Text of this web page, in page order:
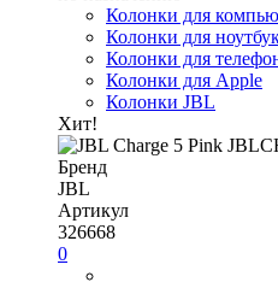
Колонки для
Колонки для
Колонки для
Колонки для Apple
Колонки JBL
Хит!
Бренд
JBL
Артикул
326668
0